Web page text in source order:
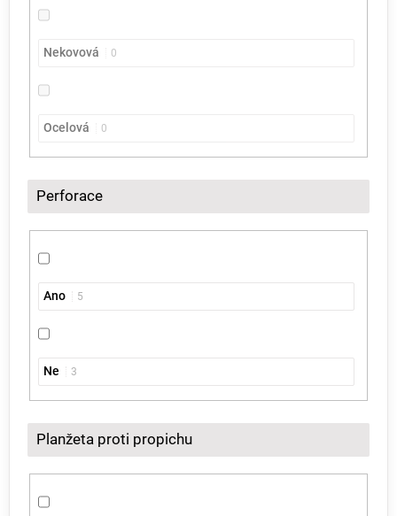
Nekovová 0
Ocelová 0
Perforace
Ano 5
Ne 3
Planžeta proti propichu